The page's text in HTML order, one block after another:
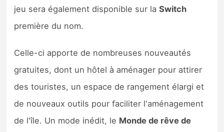
jeu sera également disponible sur laSwitch
première du nom.
Celle-ci apporte de nombreuses nouveautés
gratuites, dont un hôtel à aménager pour attirer
des touristes, un espace de rangement élargi et
de nouveaux outils pour faciliter l'aménagement
de l'île. Un mode inédit, le Monde de rêve de